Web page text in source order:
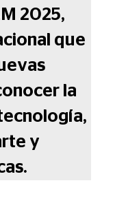
2025,
que
la
y